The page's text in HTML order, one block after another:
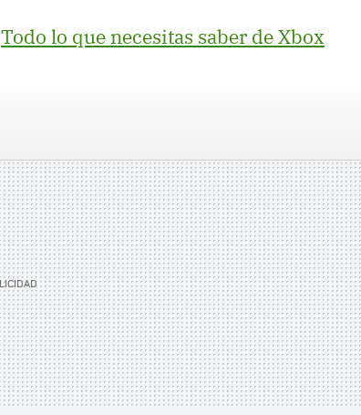
Todo lo que necesitas saber de Xbox